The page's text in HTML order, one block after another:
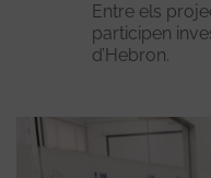
Entre els
participen
d’Hebron.